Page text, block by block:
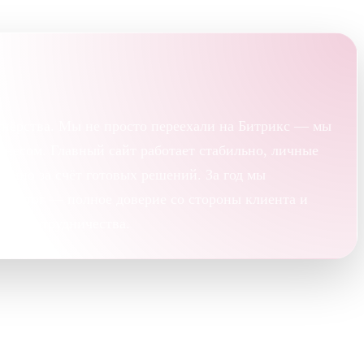
Мы не просто переехали на Битрикс — мы
Главный сайт работает стабильно, личные